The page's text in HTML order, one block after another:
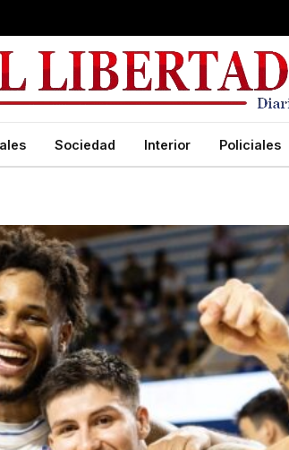
Sociedad Interior Policiales